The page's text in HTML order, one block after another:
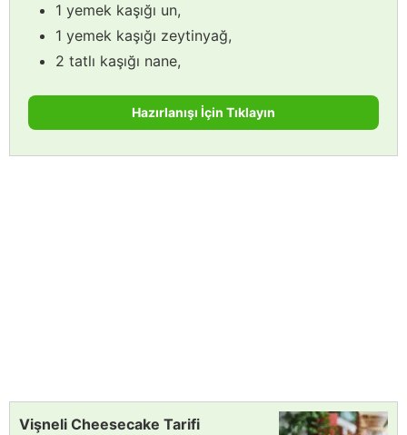
1 yemek kaşığı un,
1 yemek kaşığı zeytinyağ,
2 tatlı kaşığı nane,
Hazırlanışı İçin Tıklayın
Vişneli Cheesecake Tarifi